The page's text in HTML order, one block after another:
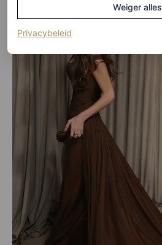
Weiger alles
Privacybeleid